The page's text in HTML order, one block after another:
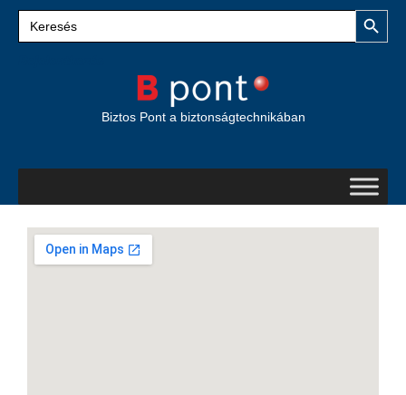
Search
for:
Search Button
Biztos Pont a biztonságtechnikában